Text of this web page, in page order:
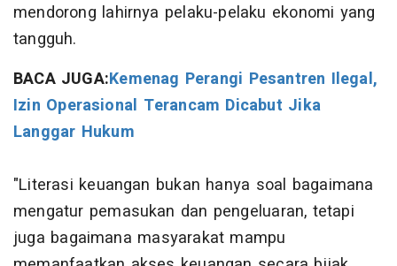
mendorong lahirnya pelaku-pelaku ekonomi yang
tangguh.
BACA JUGA:Kemenag Perangi Pesantren Ilegal,
Izin Operasional Terancam Dicabut Jika
Langgar Hukum
"Literasi keuangan bukan hanya soal bagaimana
mengatur pemasukan dan pengeluaran, tetapi
juga bagaimana masyarakat mampu